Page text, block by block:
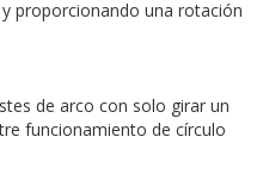
proporcionando una rotación
de arco con solo girar un
funcionamiento de círculo